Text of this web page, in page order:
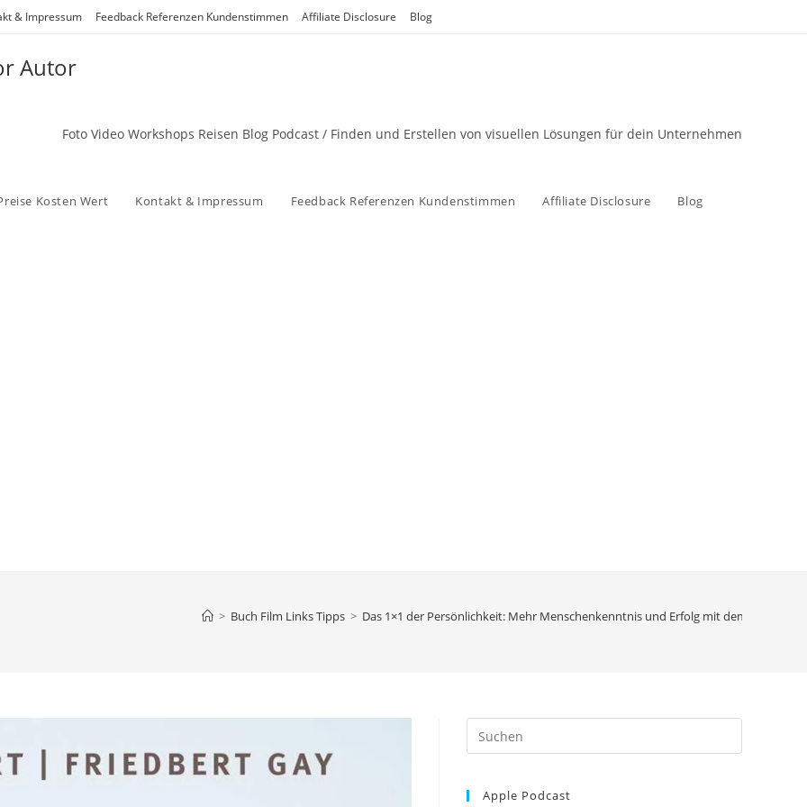
& Impressum Feedback Referenzen Kundenstimmen Affiliate Disclosure Blog
Autor
Foto Video Workshops Reisen Blog Podcast / Finden und Erstellen von visuellen Lösungen für dein Unternehmen
Kosten Wert Kontakt & Impressum Feedback Referenzen Kundenstimmen Affiliate Disclosure Blog
> Buch Film Links Tipps > Das 1×1 der Persönlichkeit: Mehr Menschenkenntnis und Erfolg mit dem
Escape
Apple Podcast